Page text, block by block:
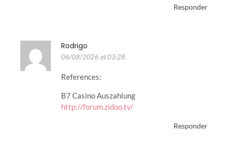
Responder
Rodrigo
06/08/2026 at 03:28
References:
B7 Casino Auszahlung
http://forum.zidoo.tv/
Responder